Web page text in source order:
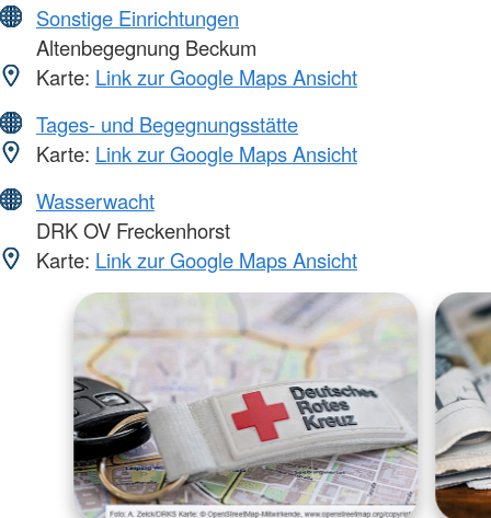
Sonstige Einrichtungen
Altenbegegnung Beckum
Karte: Link zur Google Maps Ansicht
Tages- und Begegnungsstätte
Karte: Link zur Google Maps Ansicht
Wasserwacht
DRK OV Freckenhorst
Karte: Link zur Google Maps Ansicht